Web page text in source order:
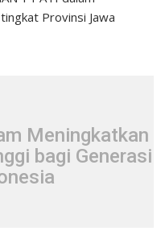
Provinsi Jawa
Meningkatkan
bagi Generasi